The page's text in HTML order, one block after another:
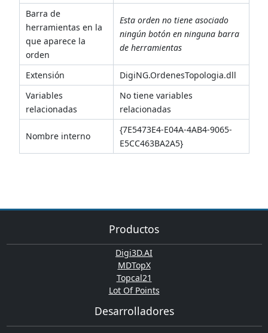
Barra de
herramientas en la
que aparece la
orden
Esta orden no tiene asociado
ningún botón en ninguna barra
de herramientas
Extensión
DigiNG.OrdenesTopologia.dll
Variables
relacionadas
No tiene variables
relacionadas
Nombre interno
{7E5473E4-E04A-4AB4-9065-
E5CC463BA2A5}
Productos
Digi3D.AI
MDTopX
Topcal21
Lot Of Points
Desarrolladores